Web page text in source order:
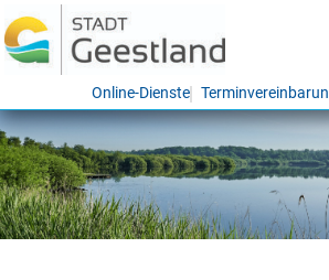
Online-Dienste